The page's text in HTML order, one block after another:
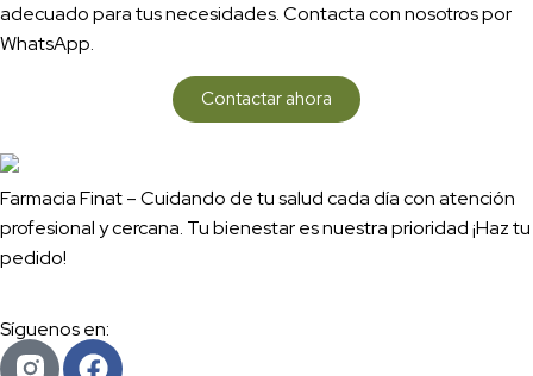
adecuado para tus necesidades. Contacta con nosotros por
WhatsApp.
Contactar ahora
Farmacia Finat – Cuidando de tu salud cada día con atención
profesional y cercana. Tu bienestar es nuestra prioridad ¡Haz tu
pedido!
Síguenos en: